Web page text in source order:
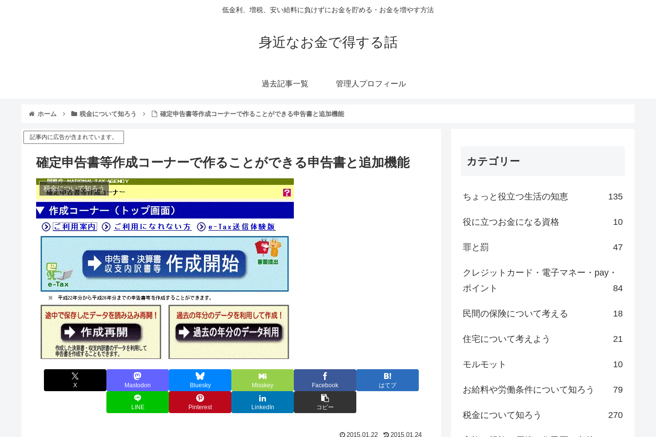
低金利、増税、安い給料に負けずにお金を貯める・お金を増やす方法
身近なお金で得する話
過去記事一覧 管理人プロフィール
ホーム 税金について知ろう 確定申告書等作成コーナーで作ることができる申告書と追加機能
記事内に広告が含まれています。
確定申告書等作成コーナーで作ることができる申告書と追加機能
税金について知ろう
X Mastodon Bluesky Misskey Facebook はてブ
LINE Pinterest LinkedIn コピー
2015.01.22 2015.01.24
カテゴリー
ちょっと役立つ生活の知恵 135
役に立つお金になる資格 10
罪と罰 47
クレジットカード・電子マネー・pay・
ポイント
84
民間の保険について考える 18
住宅について考えよう 21
モルモット 10
お給料や労働条件について知ろう 79
税金について知ろう 270